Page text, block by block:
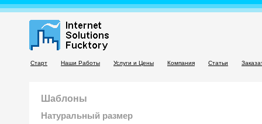
Старт Наши Работы Услуги и Цены Компания Статьи
Шаблоны
Натуральный размер